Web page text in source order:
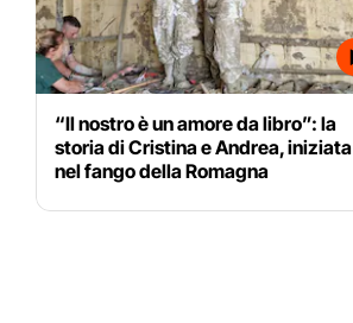
“Il nostro è un amore da libro”: la
storia di Cristina e Andrea, iniziata
nel fango della Romagna